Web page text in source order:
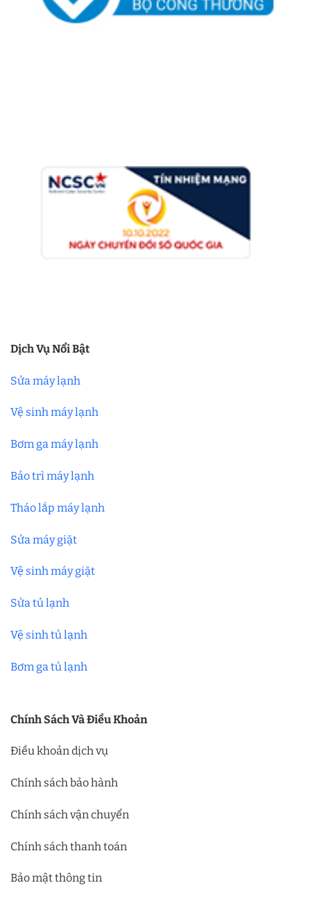
Dịch Vụ Nổi Bật
Sửa máy lạnh
Vệ sinh máy lạnh
Bơm ga máy lạnh
Bảo trì máy lạnh
Tháo lắp máy lạnh
Sửa máy giặt
Vệ sinh máy giặt
Sửa tủ lạnh
Vệ sinh tủ lạnh
Bơm ga tủ lạnh
Chính Sách Và Điều Khoản
Điều khoản dịch vụ
Chính sách bảo hành
Chính sách vận chuyển
Chính sách thanh toán
Bảo mật thông tin